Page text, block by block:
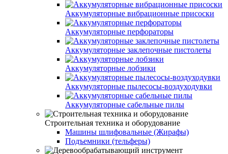
Аккумуляторные вибрационные присоски
Аккумуляторные перфораторы
Аккумуляторные заклепочные пистолеты
Аккумуляторные лобзики
Аккумуляторные пылесосы-воздуходувки
Аккумуляторные сабельные пилы
Строительная техника и оборудование
Машины шлифовальные (Жирафы)
Подъемники (тельферы)